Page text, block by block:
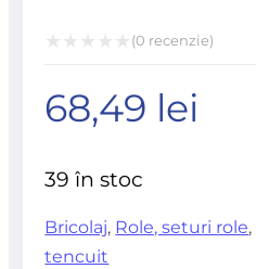
la
(0 recenzie)
68,49 lei
39 în stoc
Bricolaj, Role, seturi role,
tencuit